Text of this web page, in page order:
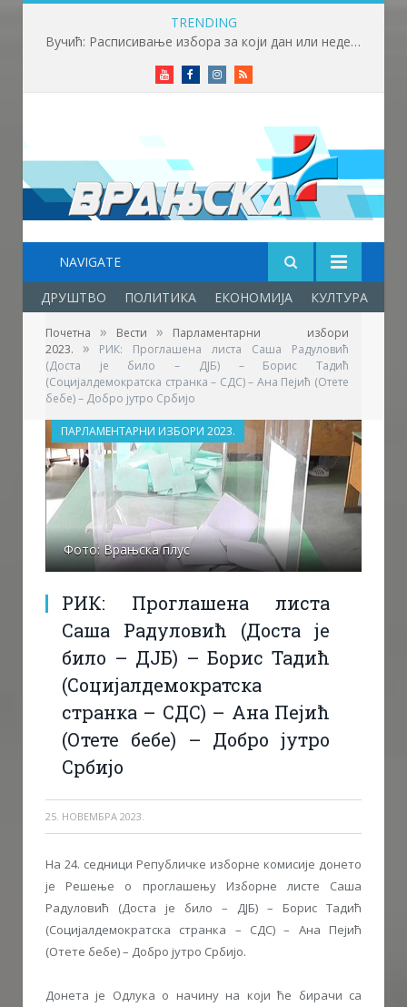
TRENDING
Вучић: Спортски камп „Србија те зове“ је доказ да љубав према нашој земљи нема границе
YoutubeFacebookInstagram
RSS
NAVIGATE
ДРУШТВО ПОЛИТИКА ЕКОНОМИЈА КУЛТУРА
Почетна » Вести »
Парламентарни избори
2023.
»
РИК: Проглашена листa Саша Радуловић
(Доста је било – ДЈБ) – Борис Тадић
(Социјалдемократска странка – СДС) – Ана Пејић (Отете
бебе) – Добро јутро Србијо
Фото: Врањска плус
РИК: Проглашена листa
Саша Радуловић (Доста је
било – ДЈБ) – Борис Тадић
(Социјалдемократска
странка – СДС) – Ана Пејић
(Отете бебе) – Добро јутро
Србијо
25. НОВЕМБРА 2023.
ПАРЛАМЕНТАРНИ ИЗБОРИ 2023.
На 24. седници Републичке изборне комисије донето
је Решење о проглашењу Изборне листе Саша
Радуловић (Доста је било – ДЈБ) – Борис Тадић
(Социјалдемократска странка – СДС) – Ана Пејић
(Отете бебе) – Добро јутро Србијо.
Донета је Одлука о начину на који ће бирачи са